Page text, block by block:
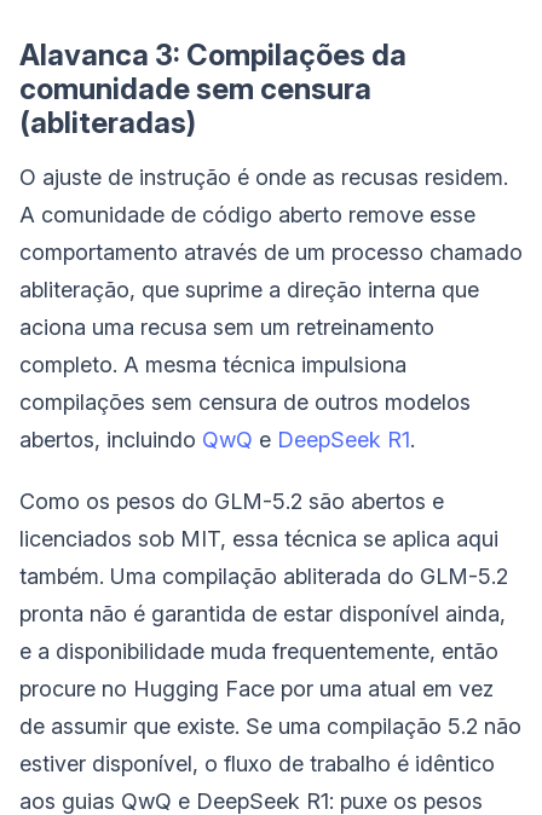
Alavanca 3: Compilações da
comunidade sem censura
(abliteradas)
O ajuste de instrução é onde as recusas residem.
A comunidade de código aberto remove esse
comportamento através de um processo chamado
abliteração, que suprime a direção interna que
aciona uma recusa sem um retreinamento
completo. A mesma técnica impulsiona
compilações sem censura de outros modelos
abertos, incluindo QwQ e DeepSeek R1.
Como os pesos do GLM-5.2 são abertos e
licenciados sob MIT, essa técnica se aplica aqui
também. Uma compilação abliterada do GLM-5.2
pronta não é garantida de estar disponível ainda,
e a disponibilidade muda frequentemente, então
procure no Hugging Face por uma atual em vez
de assumir que existe. Se uma compilação 5.2 não
estiver disponível, o fluxo de trabalho é idêntico
aos guias QwQ e DeepSeek R1: puxe os pesos